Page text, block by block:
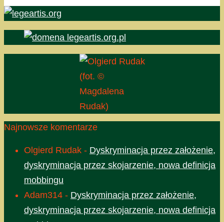
(fot. ©
Magdalena
Rudak)
Najnowsze komentarze
Olgierd Rudak - Dyskryminacja przez założenie,
dyskryminacja przez skojarzenie, nowa definicja
mobbingu
Adam314 - Dyskryminacja przez założenie,
dyskryminacja przez skojarzenie, nowa definicja